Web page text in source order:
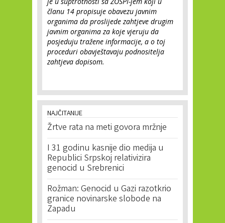
članu 14 propisuje obavezu javnim
organima da proslijede zahtjeve drugim
javnim organima za koje vjeruju da
posjeduju tražene informacije, a o toj
proceduri obavještavaju podnositelja
zahtjeva dopisom.
NAJČITANIJE
Žrtve rata na meti govora mržnje
I 31 godinu kasnije dio medija u
Republici Srpskoj relativizira
genocid u Srebrenici
Rožman: Genocid u Gazi razotkrio
granice novinarske slobode na
Zapadu